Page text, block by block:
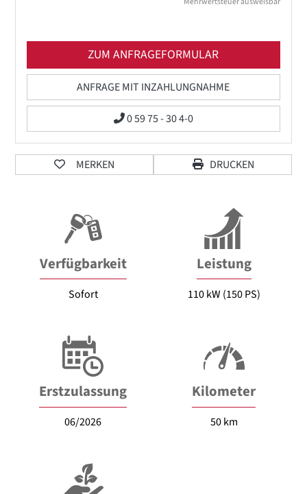
ZUM ANFRAGEFORMULAR
ANFRAGE MIT INZAHLUNGNAHME
0 59 75 - 30 4-0
MERKEN DRUCKEN
Verfügbarkeit
Sofort
Leistung
110 kW (150 PS)
Erstzulassung
06/2026
Kilometer
50 km